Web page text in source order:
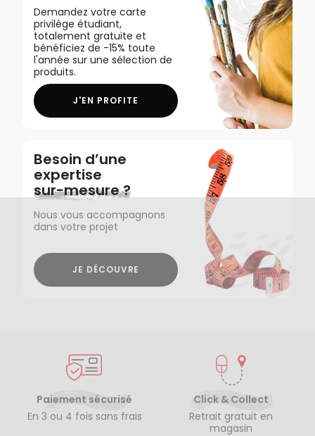
Demandez votre carte
privilège étudiant,
totalement gratuite et
bénéficiez de -15% toute
l'année sur une sélection de
produits.
J'EN PROFITE
Besoin d’une
expertise
sur-mesure ?
Nous vous accompagnons
dans votre projet
JE DÉCOUVRE
Paiement sécurisé
En 3 ou 4 fois sans frais
Click & Collect
Retrait gratuit en
magasin